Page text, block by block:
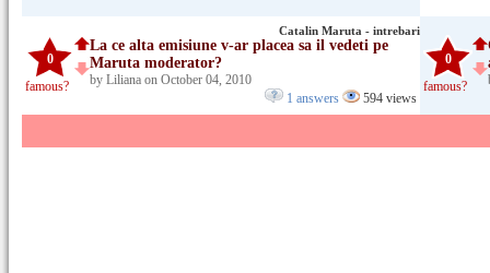
0
famous?
Catalin Maruta - intrebari
La ce alta emisiune v-ar placea sa il vedeti pe
Maruta moderator?
by Liliana on October 04, 2010
1 answers
594 views
0
famous?